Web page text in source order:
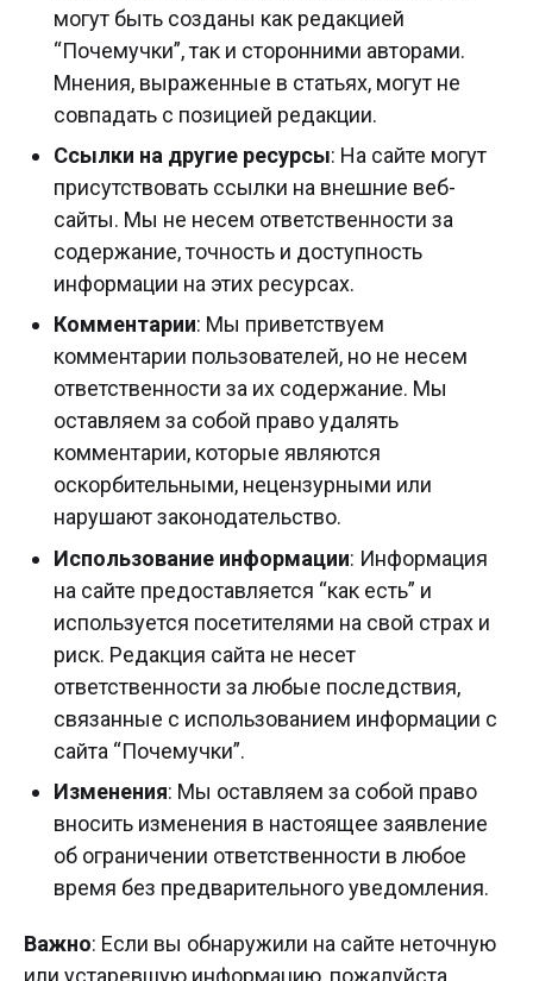
могут быть созданы как редакцией
“Почемучки”, так и сторонними авторами.
Мнения, выраженные в статьях, могут не
совпадать с позицией редакции.
Ссылки на другие ресурсы: На сайте могут
присутствовать ссылки на внешние веб-
сайты. Мы не несем ответственности за
содержание, точность и доступность
информации на этих ресурсах.
Комментарии: Мы приветствуем
комментарии пользователей, но не несем
ответственности за их содержание. Мы
оставляем за собой право удалять
комментарии, которые являются
оскорбительными, нецензурными или
нарушают законодательство.
Использование информации: Информация
на сайте предоставляется “как есть” и
используется посетителями на свой страх и
риск. Редакция сайта не несет
ответственности за любые последствия,
связанные с использованием информации с
сайта “Почемучки”.
Изменения: Мы оставляем за собой право
вносить изменения в настоящее заявление
об ограничении ответственности в любое
время без предварительного уведомления.
Важно: Если вы обнаружили на сайте неточную
или устаревшую информацию, пожалуйста,